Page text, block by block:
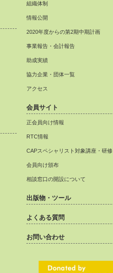
組織体制
情報公開
2020年度からの第2期中期計画
事業報告・会計報告
助成実績
協力企業・団体一覧
アクセス
会員サイト
正会員向け情報
RTC情報
CAPスペシャリスト対象講座・研修
会員向け頒布
相談窓口の開設について
出版物・ツール
よくある質問
お問い合わせ